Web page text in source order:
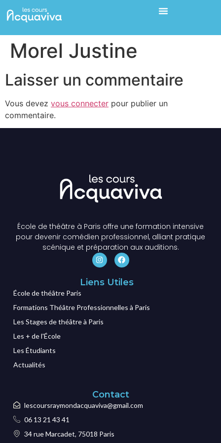
Morel Justine
Laisser un commentaire
Vous devez vous connecter pour publier un
commentaire.
École de théâtre à Paris offre une formation intensive
pour devenir comédien professionnel, alliant pratique
scénique et préparation aux auditions.
Liens Utiles
École de théâtre Paris
Formations Théâtre Professionnelles à Paris
Les Stages de théâtre à Paris
Les + de l'École
Les Étudiants
Actualités
Contact
lescoursraymondacquaviva@gmail.com
06 13 21 43 41
34 rue Marcadet, 75018 Paris